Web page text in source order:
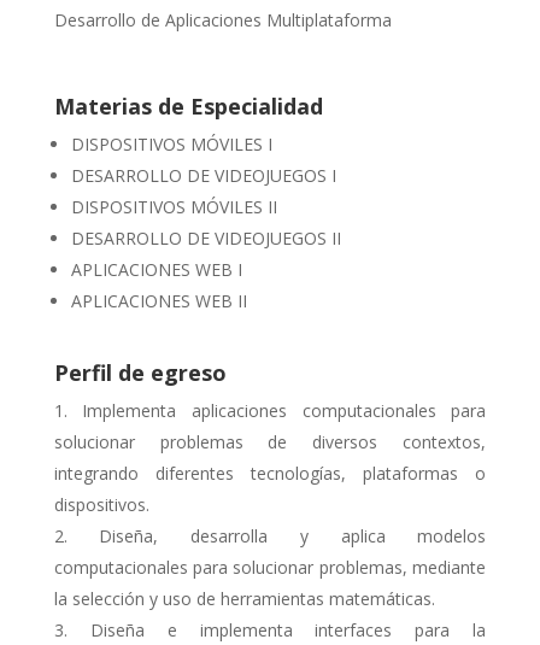
Desarrollo de Aplicaciones Multiplataforma
Materias de Especialidad
DISPOSITIVOS MÓVILES I
DESARROLLO DE VIDEOJUEGOS I
DISPOSITIVOS MÓVILES II
DESARROLLO DE VIDEOJUEGOS II
APLICACIONES WEB I
APLICACIONES WEB II
Perfil de egreso
Implementa aplicaciones computacionales para
solucionar problemas de diversos contextos,
integrando diferentes tecnologías, plataformas o
dispositivos.
Diseña, desarrolla y aplica modelos
computacionales para solucionar problemas, mediante
la selección y uso de herramientas matemáticas.
Diseña e implementa interfaces para la